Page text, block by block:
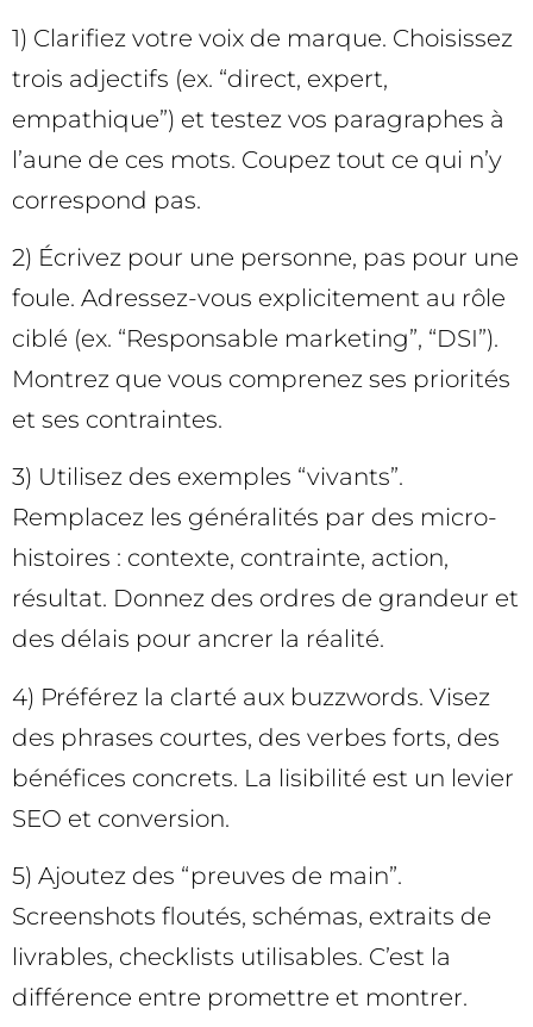
1) Clarifiez votre voix de marque. Choisissez
trois adjectifs (ex. “direct, expert,
empathique”) et testez vos paragraphes à
l’aune de ces mots. Coupez tout ce qui n’y
correspond pas.
2) Écrivez pour une personne, pas pour une
foule. Adressez-vous explicitement au rôle
ciblé (ex. “Responsable marketing”, “DSI”).
Montrez que vous comprenez ses priorités
et ses contraintes.
3) Utilisez des exemples “vivants”.
Remplacez les généralités par des micro-
histoires : contexte, contrainte, action,
résultat. Donnez des ordres de grandeur et
des délais pour ancrer la réalité.
4) Préférez la clarté aux buzzwords. Visez
des phrases courtes, des verbes forts, des
bénéfices concrets. La lisibilité est un levier
SEO et conversion.
5) Ajoutez des “preuves de main”.
Screenshots floutés, schémas, extraits de
livrables, checklists utilisables. C’est la
différence entre promettre et montrer.